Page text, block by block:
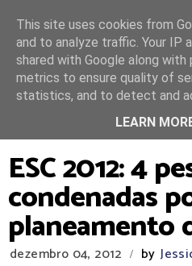
TRENDING
ESC 2012: 4
condenadas
planeamento
dezembro 04, 2012 / by
This site uses cookies from
and to analyze traffic. Your IP
shared with Google along
metrics to ensure quality of
statistics, and to detect and
LEARN